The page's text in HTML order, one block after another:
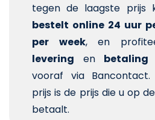
tegen de laagste prijs
bestelt online 24 uur
per week, en
levering en betaling
vooraf via Bancontact.
prijs is de prijs die u op
betaalt.